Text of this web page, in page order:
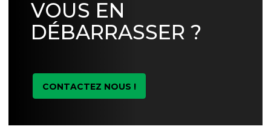
VOUS EN
DÉBARRASSER ?
CONTACTEZ NOUS !